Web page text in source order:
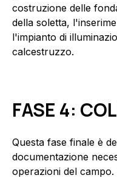
costruzione delle
della soletta,
l'impianto di
calcestruzzo.
FASE 4:
Questa fase finale è
documentazione
operazioni del